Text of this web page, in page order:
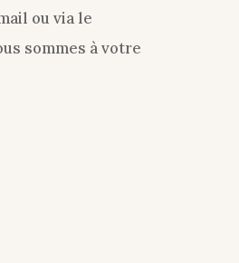
ou via le
sommes à votre